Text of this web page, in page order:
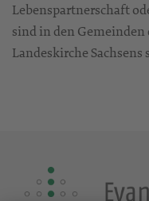
Lebenspartnerschaft
sind in den
Landeskirche